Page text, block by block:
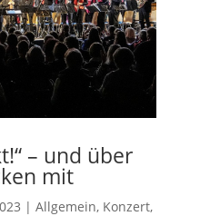
– und über
mit
| Allgemein, Konzert,